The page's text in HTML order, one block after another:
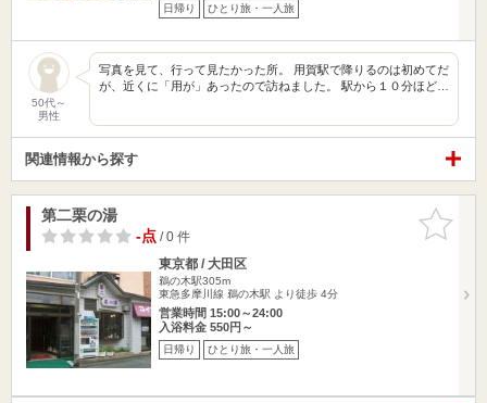
日帰り ひとり旅・一人旅
50代～
男性
写真を見て、行って見たかった所。 用賀駅で降りるのは初めてだ
が、近くに「用が」あったので訪ねました。 駅から１０分ほど…
関連情報から探す
お気に入
りに追加
第二栗の湯
-点/ 0 件
東京都 / 大田区
鵜の木駅305m
東急多摩川線 鵜の木駅 より徒歩 4分
営業時間 15:00～24:00
入浴料金 550円～
日帰り ひとり旅・一人旅